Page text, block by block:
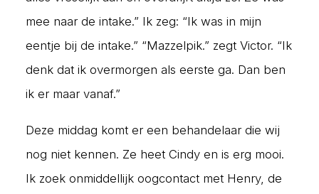
mee naar de intake.” Ik zeg: “Ik was in mijn
eentje bij de intake.” “Mazzelpik.” zegt Victor. “Ik
denk dat ik overmorgen als eerste ga. Dan ben
ik er maar vanaf.”
Deze middag komt er een behandelaar die wij
nog niet kennen. Ze heet Cindy en is erg mooi.
Ik zoek onmiddellijk oogcontact met Henry, de